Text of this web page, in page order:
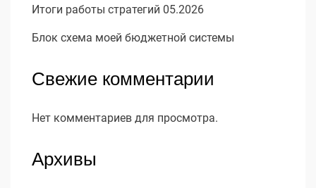
Итоги работы стратегий 05.2026
Блок схема моей бюджетной системы
Свежие комментарии
Нет комментариев для просмотра.
Архивы